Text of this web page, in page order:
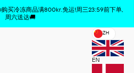
买冷冻商品满800kr.免运!周三23:59前下单,
周六送达🚚
ZH
EN
物车中删除 x